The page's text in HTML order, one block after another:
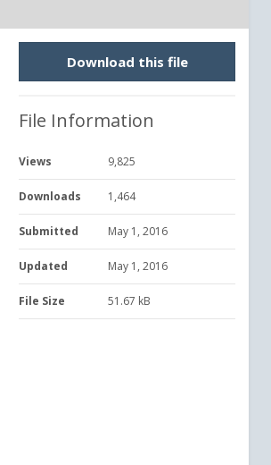
Download this file
File Information
Views 9,825
Downloads 1,464
Submitted May 1, 2016
Updated May 1, 2016
File Size 51.67 kB